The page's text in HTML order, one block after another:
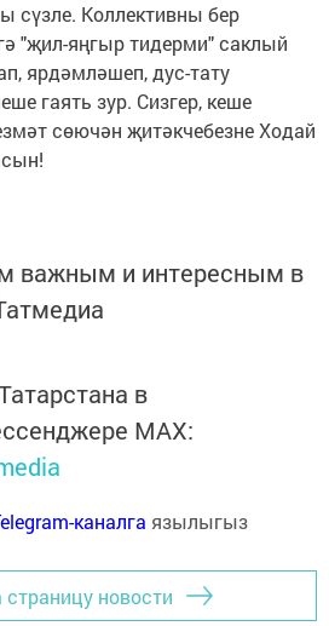
сүзле. Коллективны бер
"җил-яңгыр тидерми" саклый
ярдәмләшеп, дус-тату
гаять зур. Сизгер, кеше
сөючән җитәкчебезне Ходай
важным и интересным в
в
MАХ:
каналга язылыгыз
страницу новости